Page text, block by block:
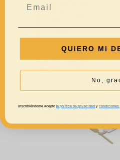
QUIERO MI
No,
Inscribiéndome acepto la política de privacidad ycondiciones